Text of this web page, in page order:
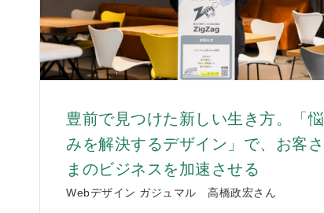
豊前で見つけた新しい生き方。「悩
みを解決するデザイン」で、お客さ
まのビジネスを加速させる
Webデザイン ガジュマル 高橋政宏さん